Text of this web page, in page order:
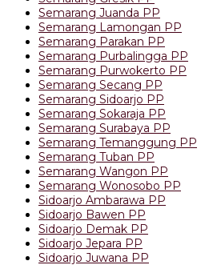
Semarang Juanda PP
Semarang Lamongan PP
Semarang Parakan PP
Semarang Purbalingga PP
Semarang Purwokerto PP
Semarang Secang PP
Semarang Sidoarjo PP
Semarang Sokaraja PP
Semarang Surabaya PP
Semarang Temanggung PP
Semarang Tuban PP
Semarang Wangon PP
Semarang Wonosobo PP
Sidoarjo Ambarawa PP
Sidoarjo Bawen PP
Sidoarjo Demak PP
Sidoarjo Jepara PP
Sidoarjo Juwana PP